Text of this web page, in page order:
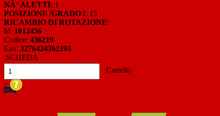
NÂ° ALETTE:1
POSIZIONE /GRADO:L 15
RICAMBIO DI ROTAZIONE:
Id: 1012456
Codice: 436219
Ean: 3276424362193
SCHEDA
Carrello